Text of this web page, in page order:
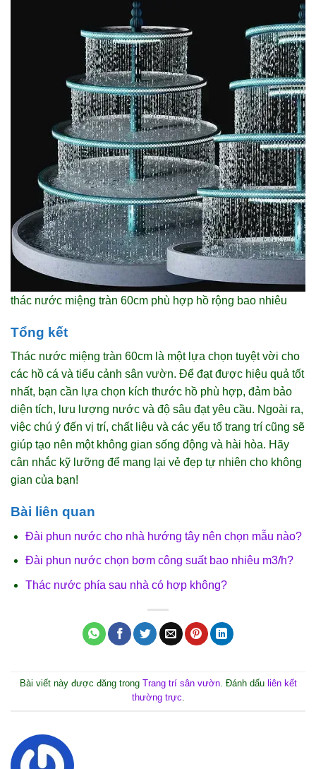
thác nước miệng tràn 60cm phù hợp hồ rộng bao nhiêu
Tổng kết
Thác nước miệng tràn 60cm là một lựa chọn tuyệt vời cho
các hồ cá và tiểu cảnh sân vườn. Để đạt được hiệu quả tốt
nhất, bạn cần lựa chọn kích thước hồ phù hợp, đảm bảo
diện tích, lưu lượng nước và độ sâu đạt yêu cầu. Ngoài ra,
việc chú ý đến vị trí, chất liệu và các yếu tố trang trí cũng sẽ
giúp tạo nên một không gian sống động và hài hòa. Hãy
cân nhắc kỹ lưỡng để mang lại vẻ đẹp tự nhiên cho không
gian của bạn!
Bài liên quan
Đài phun nước cho nhà hướng tây nên chọn mẫu nào?
Đài phun nước chọn bơm công suất bao nhiêu m3/h?
Thác nước phía sau nhà có hợp không?
Bài viết này được đăng trong Trang trí sân vườn. Đánh dấu liên kết
thường trực.